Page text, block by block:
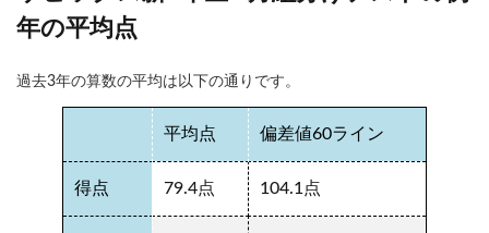
年の平均点
過去3年の算数の平均は以下の通りです。
平均点 偏差値60ライン
得点 79.4点 104.1点